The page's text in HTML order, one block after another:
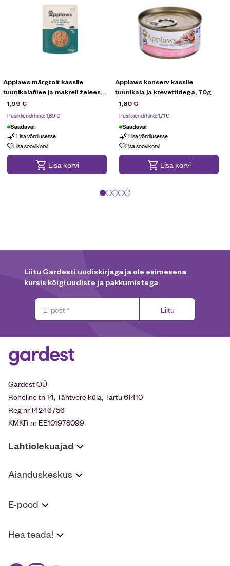
Applaws märgtoit kassile
tuunikalafilee ja makrell želees,
70g
1,99 €
Püsikliendi hind:1,89€
Saadaval
Lisa võrdlusesse
Lisa soovikorvi
Lisa korvi
Applaws konserv kassile
tuunikala ja krevettidega, 70g
1,80€
Püsikliendi hind:1,71€
Saadaval
Lisa võrdlusesse
Lisa soovikorvi
Lisa korvi
Liitu Gardesti uudiskirjaga ja ole esimesena
kursis kõigi uudiste ja pakkumistega
Liitu
Gardest OÜ
Roheline tn 14, Tähtvere küla, Tartu 61410
Reg nr 14246756
KMKR nr EE101978099
Lahtiolekuajad
Aianduskeskus
E-pood
Hea teada!